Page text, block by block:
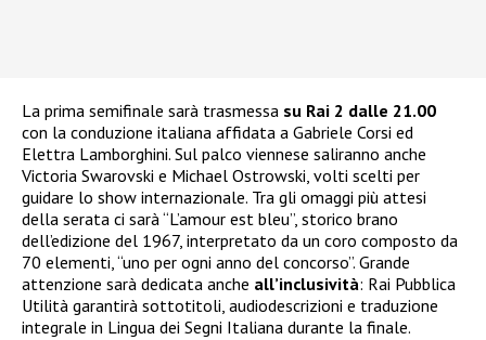
La prima semifinale sarà trasmessa su Rai 2 dalle 21.00
con la conduzione italiana affidata a Gabriele Corsi ed
Elettra Lamborghini. Sul palco viennese saliranno anche
Victoria Swarovski e Michael Ostrowski, volti scelti per
guidare lo show internazionale. Tra gli omaggi più attesi
della serata ci sarà “L’amour est bleu”, storico brano
dell’edizione del 1967, interpretato da un coro composto da
70 elementi, “uno per ogni anno del concorso”. Grande
attenzione sarà dedicata anche all’inclusività: Rai Pubblica
Utilità garantirà sottotitoli, audiodescrizioni e traduzione
integrale in Lingua dei Segni Italiana durante la finale.